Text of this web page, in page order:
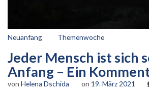
Neuanfang Themenwoche
Jeder Mensch ist sich
Anfang – Ein
von Helena Dschida on 19. März 2021